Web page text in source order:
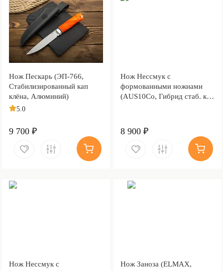
Нож Пескарь (ЭП-766,
Стабилизированный кап
клёна, Алюминий)
5.0
9 700 ₽
Нож Нессмук с
формованными ножнами
(AUS10Co, Гибрид стаб. кап
8 900 ₽
Нож Нессмук с
Нож Заноза (ELMAX,